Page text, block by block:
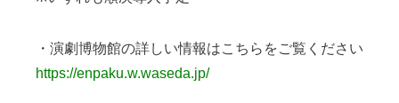
・演劇博物館の詳しい情報はこちらをご覧ください
https://enpaku.w.waseda.jp/